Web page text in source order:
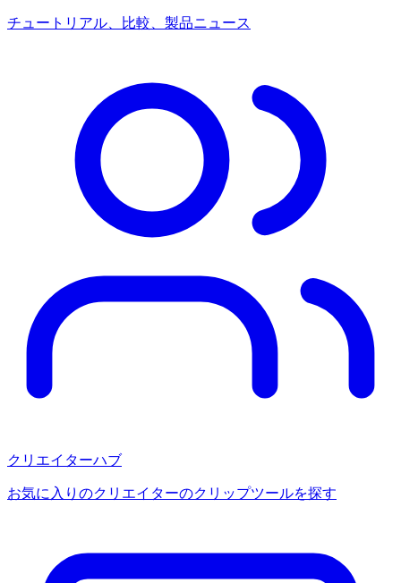
チュートリアル、比較、製品ニュース
クリエイターハブ
お気に入りのクリエイターのクリップツールを探す